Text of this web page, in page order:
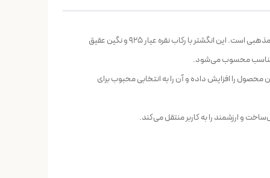
انگشتر مردانه نقره 925 با نگین عقیق کوهی نقش الله کد 9831، انتخابی ارزشمند برای علاقه‌مندان به انگشترهای نقره با سنگ‌های طبیعی و حکاکی‌های مذهبی است. این انگشتر با رکاب نقره عیار 925 و نگین عقیق
مناسب محسوب می‌شود.
را افزایش داده و آن را به انتخابی محبوب برای